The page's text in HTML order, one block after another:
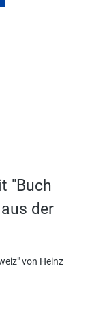
"Buch
der
von Heinz